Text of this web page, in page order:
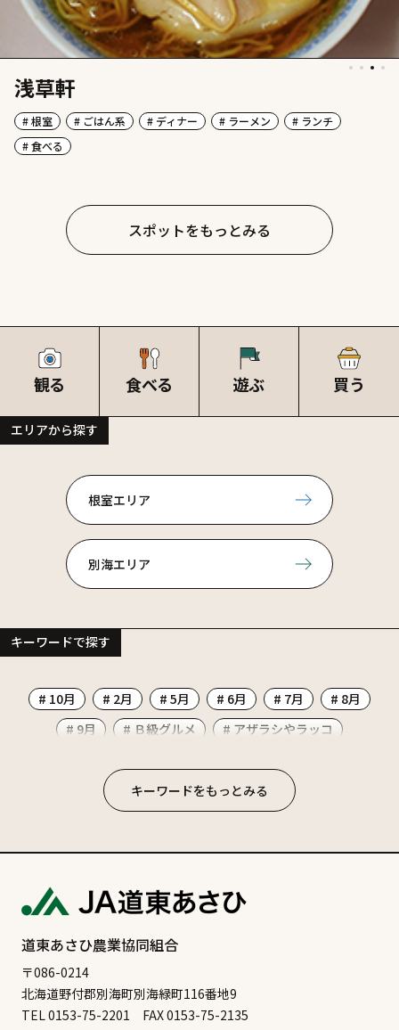
浅草軒
# 根室 # ごはん系 # ディナー # ラーメン
# ランチ
# 食べる
スポットをもっとみる
観る 食べる 遊ぶ 買う
エリアから探す
根室エリア
別海エリア
キーワードで探す
# 10月 # 2月 # 5月 # 6月 # 7月
# 8月
# 9月
# Ｂ級グルメ
# アザラシやラッコ
# カレー # ごはん系
# コンビニ
# ソフトクリーム
# ディナー # のむ
# ビーフ
# マーボラーメン
# マラソン # ラーメン
# ワカサギ釣り
# 別海のオススメ食べ物
# 和菓子
# 四角い太陽
キーワードをもっとみる
道東あさひ農業協同組合
〒086-0214
北海道野付郡別海町別海緑町116番地9
TEL 0153-75-2201 FAX 0153-75-2135